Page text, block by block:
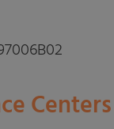
Centers